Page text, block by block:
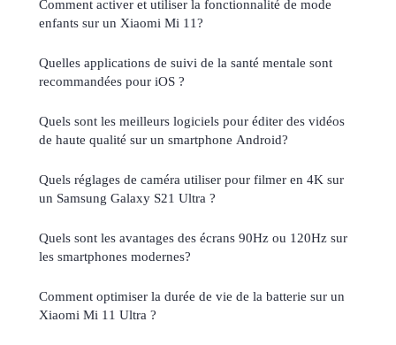
Comment activer et utiliser la fonctionnalité de mode
enfants sur un Xiaomi Mi 11?
Quelles applications de suivi de la santé mentale sont
recommandées pour iOS ?
Quels sont les meilleurs logiciels pour éditer des vidéos
de haute qualité sur un smartphone Android?
Quels réglages de caméra utiliser pour filmer en 4K sur
un Samsung Galaxy S21 Ultra ?
Quels sont les avantages des écrans 90Hz ou 120Hz sur
les smartphones modernes?
Comment optimiser la durée de vie de la batterie sur un
Xiaomi Mi 11 Ultra ?